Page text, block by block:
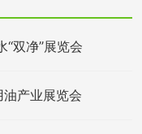
“双净”展览会
产业展览会